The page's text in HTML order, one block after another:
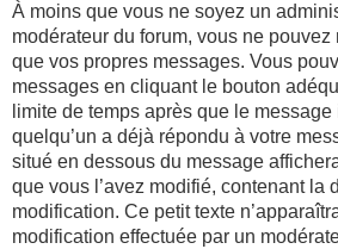
À moins que vous ne soyez un
modérateur du forum, vous ne
que vos propres messages. Vous
messages en cliquant le bouton
limite de temps après que le
quelqu’un a déjà répondu à votre
situé en dessous du message
que vous l’avez modifié, contenant la
modification. Ce petit texte
modification effectuée par un